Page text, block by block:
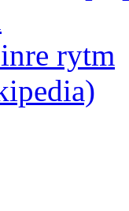
rytm